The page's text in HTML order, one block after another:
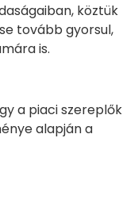
köztük
tovább gyorsul,
is.
a piaci szereplők
alapján a